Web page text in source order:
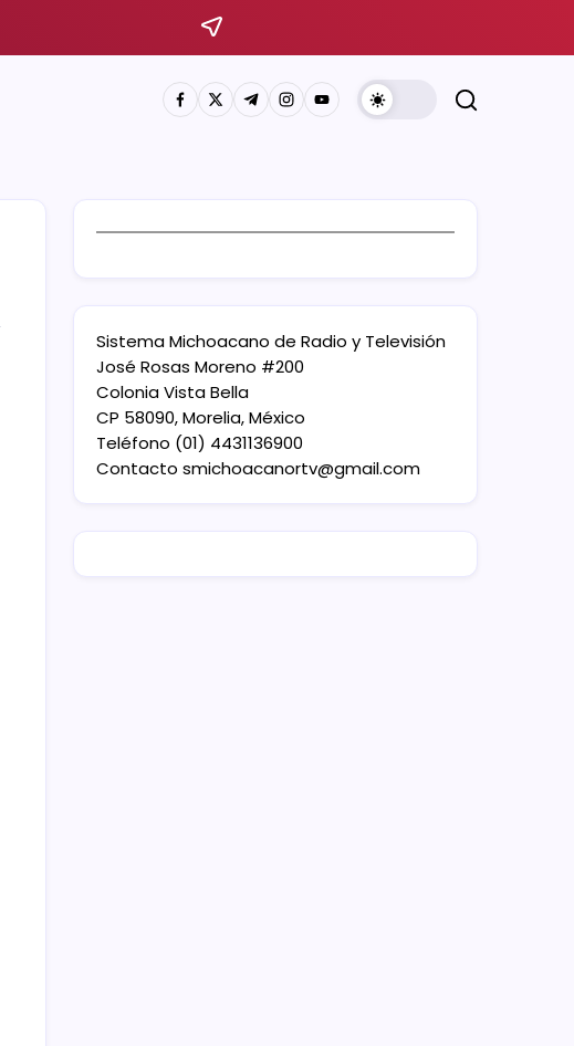
Sistema Michoacano de Radio y Televisión
José Rosas Moreno #200
Colonia Vista Bella
CP 58090, Morelia, México
Teléfono (01) 4431136900
Contacto smichoacanortv@gmail.com